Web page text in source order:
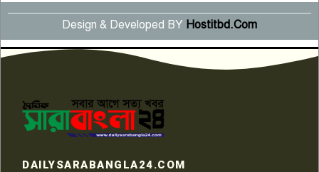
৬
সংবাদ সম্মেলনে অভিযোগ অস্বীকার
উদ্দেশ্য প্রণোদিত সংবাদ প্রকাশের
প্রতিবাদ নাজির হাসানের
৭
কেটে ঘরে ঢুকে স্কুল শিক্ষিকাকে হত্যা
টয়লেটের ট্যাংকি থেকে লাশ উদ্ধার
রাজশাহীতে সন্ত্রাসী হামলায় গুরুতর
Design & Developed BY Hostitbd.Com
DAILYSARABANGLA24.COM